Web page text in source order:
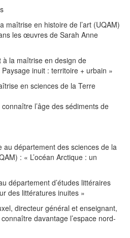
maîtrise en histoire de l’art (UQAM)
les œuvres de Sarah Anne
à la maîtrise en design de
inuit : territoire + urbain »
en sciences de la Terre
l’âge des sédiments de
au département des sciences de la
: « L’océan Arctique : un
département d’études littéraires
des littératures inuites »
directeur général et enseignant,
davantage l’espace nord-